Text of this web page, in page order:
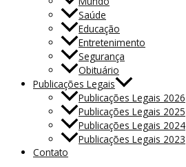
Saúde
Educação
Entretenimento
Segurança
Obituário
Publicações Legais
Publicações Legais 2026
Publicações Legais 2025
Publicações Legais 2024
Publicações Legais 2023
Contato